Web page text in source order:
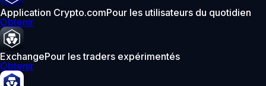
Application Crypto.comPour les utilisateurs du quotidien
Obtenir
ExchangePour les traders expérimentés
Obtenir